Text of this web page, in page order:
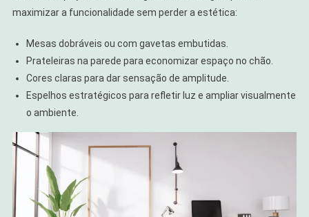
maximizar a funcionalidade sem perder a estética:
Mesas dobráveis ou com gavetas embutidas.
Prateleiras na parede para economizar espaço no chão.
Cores claras para dar sensação de amplitude.
Espelhos estratégicos para refletir luz e ampliar visualmente
o ambiente.